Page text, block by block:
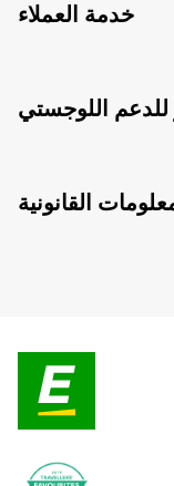
خدمة العملاء
اللوجستي
القانونية